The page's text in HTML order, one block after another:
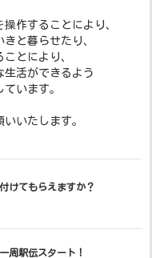
作することにより、
と暮らせたり、
とにより、
生活ができるよう
います。
いたします。
けてもらえますか？
周駅伝スタート！